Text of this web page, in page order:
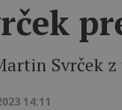
Svrček
14:11